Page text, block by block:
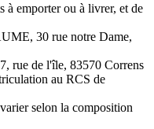
à emporter ou à livrer, et de
30 rue notre Dame,
rue de l'île, 83570 Correns
au RCS de
selon la composition